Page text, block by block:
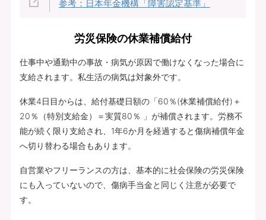
参考：日本年金機構「障害認定基準」
労災保険の休業補償給付
仕事中や通勤中の事故・病気が原因で働けなくなった場合に
支給されます。私生活の病気は対象外です。
休業4日目からは、給付基礎日額の「60％(休業補償給付)＋
20％（特別支給金）＝実質80％ 」が補償されます。労務不
能が続く限り支給され、1年6か月を経過すると傷病補償年金
へ切り替わる場合もあります。
自営業やフリーランスの方は、基本的に社会保険の労災保険
にも入っていないので、傷病手当金と同じく注意が必要で
す。